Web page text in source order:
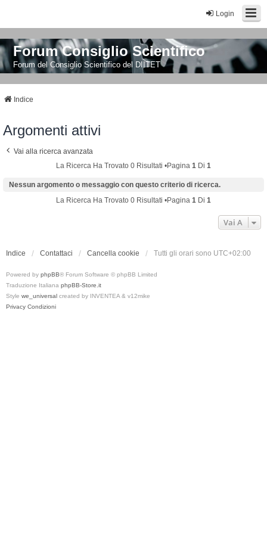
Login
Forum Consiglio Scientifico
Forum del Consiglio Scientifico del DIITET
Indice
Argomenti attivi
Vai alla ricerca avanzata
La Ricerca Ha Trovato 0 Risultati •Pagina 1 Di 1
Nessun argomento o messaggio con questo criterio di ricerca.
La Ricerca Ha Trovato 0 Risultati •Pagina 1 Di 1
Vai A
Indice Contattaci Cancella cookie Tutti gli orari sono UTC+02:00
Powered by phpBB® Forum Software © phpBB Limited
Traduzione Italiana phpBB-Store.it
Style we_universal created by INVENTEA & v12mike
Privacy Condizioni